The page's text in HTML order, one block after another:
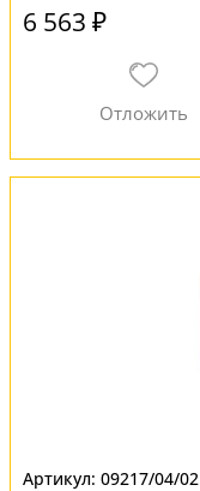
6 563 ₽
09217/04/02